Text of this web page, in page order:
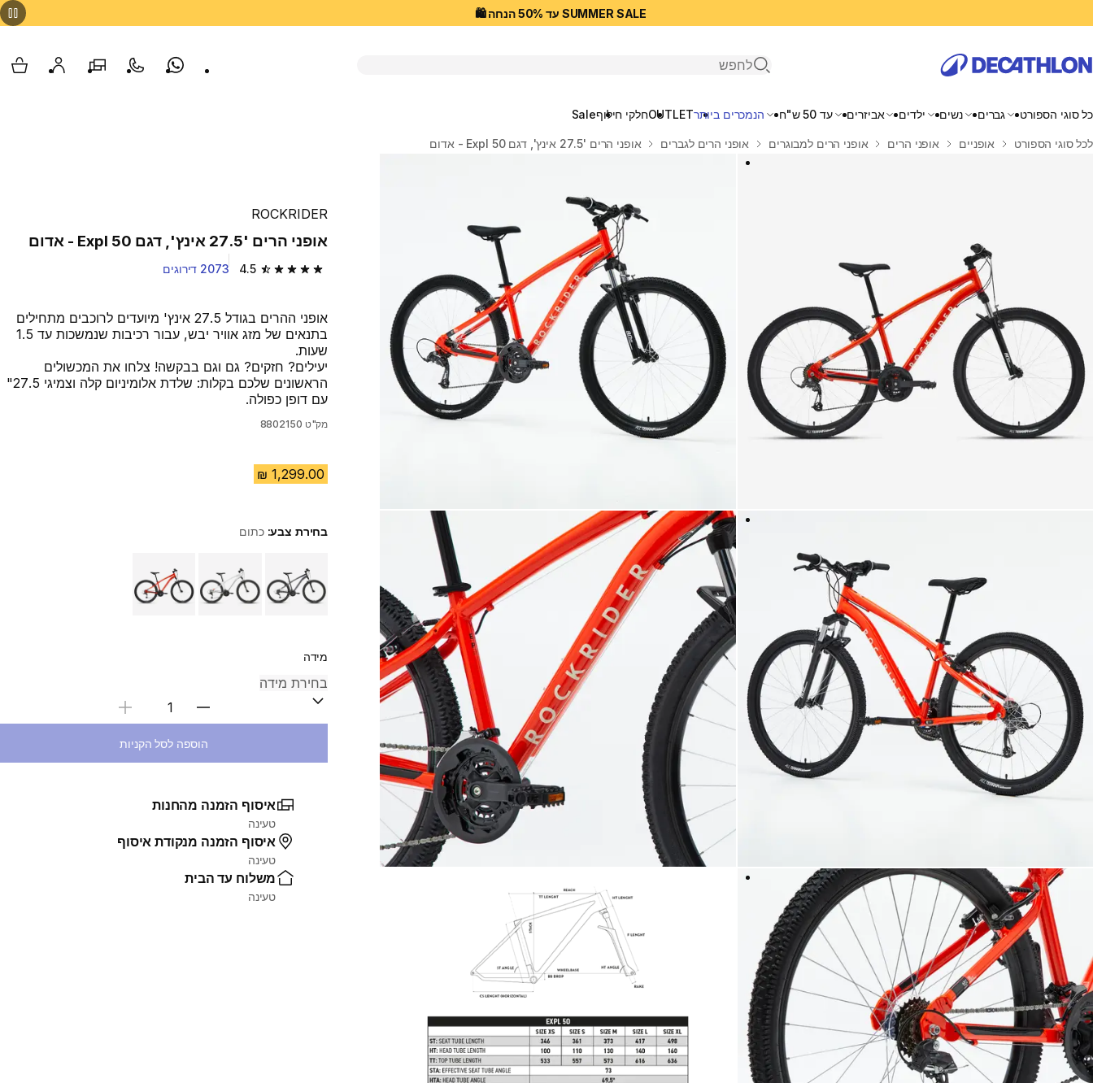
SUMMER SALE עד 50% הנחה 🛍️
פתיחת חיפוש
Whatsappצור קשרהסניפים שלנוהחשבון שלי
כל סוגי הספורט גברים נשים ילדים אביזרים עד 50 ש"ח הנמכרים ביותרOUTLETחלקי חילוףSale
בית
לכל סוגי הספורט אופניים אופני הרים אופני הרים למבוגרים אופני הרים לגברים אופני הרים '27.5 אינץ', דגם Expl 50 - אדום
ROCKRIDER
אופני הרים '27.5 אינץ', דגם Expl 50 - אדום
4.5 4.5 out of 5 stars from 2073 reviews 2073 דירוגים
אופני ההרים בגודל 27.5 אינץ' מיועדים לרוכבים מתחילים
בתנאים של מזג אוויר יבש, עבור רכיבות שנמשכות עד 1.5
שעות.
יעילים? חזקים? גם וגם בבקשה! צלחו את המכשולים
הראשונים שלכם בקלות: שלדת אלומיניום קלה וצמיגי 27.5"
עם דופן כפולה.
מק"ט 8802150
בחירת צבע:כתום
מידה
בחירת כמות
הוספה לסל הקניות
איסוף הזמנה מהחנות
טעינה
איסוף הזמנה מנקודת איסוף
טעינה
משלוח עד הבית
טעינה